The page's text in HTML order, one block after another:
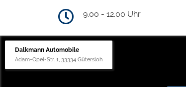
9.00 - 12.00 Uhr
Dalkmann Automobile
Adam-Opel-Str. 1, 33334 Gütersloh